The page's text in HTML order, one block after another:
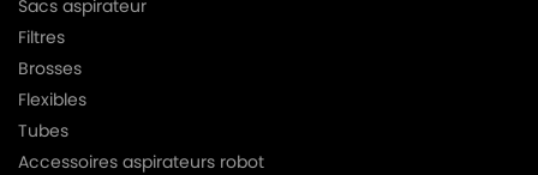
LG-
GOLDSTAR
LG-
GOLDSTAR
Sacs aspirateur
Filtres
Brosses
Flexibles
Tubes
Accessoires aspirateurs robot